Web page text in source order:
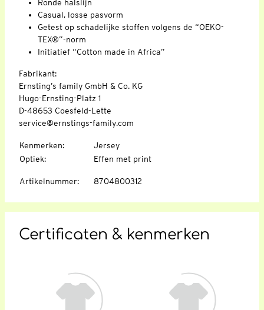
Ronde halslijn
Casual, losse pasvorm
Getest op schadelijke stoffen volgens de “OEKO-
TEX®”-norm
Initiatief “Cotton made in Africa”
Fabrikant:
Ernsting’s family GmbH & Co. KG
Hugo-Ernsting-Platz 1
D-48653 Coesfeld-Lette
service@ernstings-family.com
Kenmerken:
Jersey
Optiek: Effen met print
Artikelnummer: 8704800312
Certificaten & kenmerken